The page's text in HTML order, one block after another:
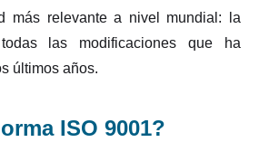
más relevante a nivel mundial: la
las modificaciones que ha
últimos años.
ISO 9001?